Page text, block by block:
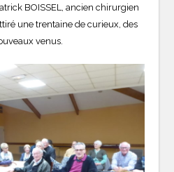
BOISSEL, ancien chirurgien
une trentaine de curieux, des
venus.